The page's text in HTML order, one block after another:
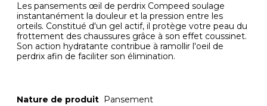
Les pansements œil de perdrix Compeed soulage
instantanément la douleur et la pression entre les
orteils. Constitué d'un gel actif, il protège votre peau du
frottement des chaussures grâce à son effet coussinet.
Son action hydratante contribue à ramollir l'oeil de
perdrix afin de faciliter son élimination.
Nature de produit Pansement